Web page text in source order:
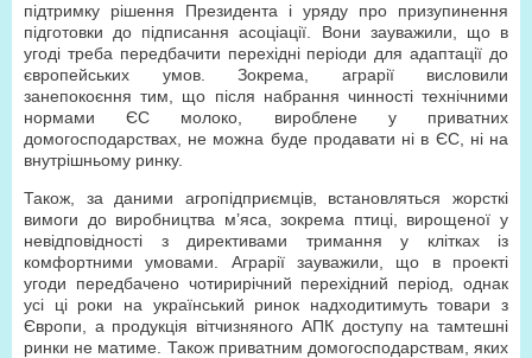
підтримку рішення Президента і уряду про призупинення
підготовки до підписання асоціації. Вони зауважили, що в
угоді треба передбачити перехідні періоди для адаптації до
європейських умов. Зокрема, аграрії висловили
занепокоєння тим, що після набрання чинності технічними
нормами ЄС молоко, вироблене у приватних
домогосподарствах, не можна буде продавати ні в ЄС, ні на
внутрішньому ринку.
Також, за даними агропідприємців, встановляться жорсткі
вимоги до виробництва м’яса, зокрема птиці, вирощеної у
невідповідності з директивами тримання у клітках із
комфортними умовами. Аграрії зауважили, що в проекті
угоди передбачено чотирирічний перехідний період, однак
усі ці роки на український ринок надходитимуть товари з
Європи, а продукція вітчизняного АПК доступу на тамтешні
ринки не матиме. Також приватним домогосподарствам, яких